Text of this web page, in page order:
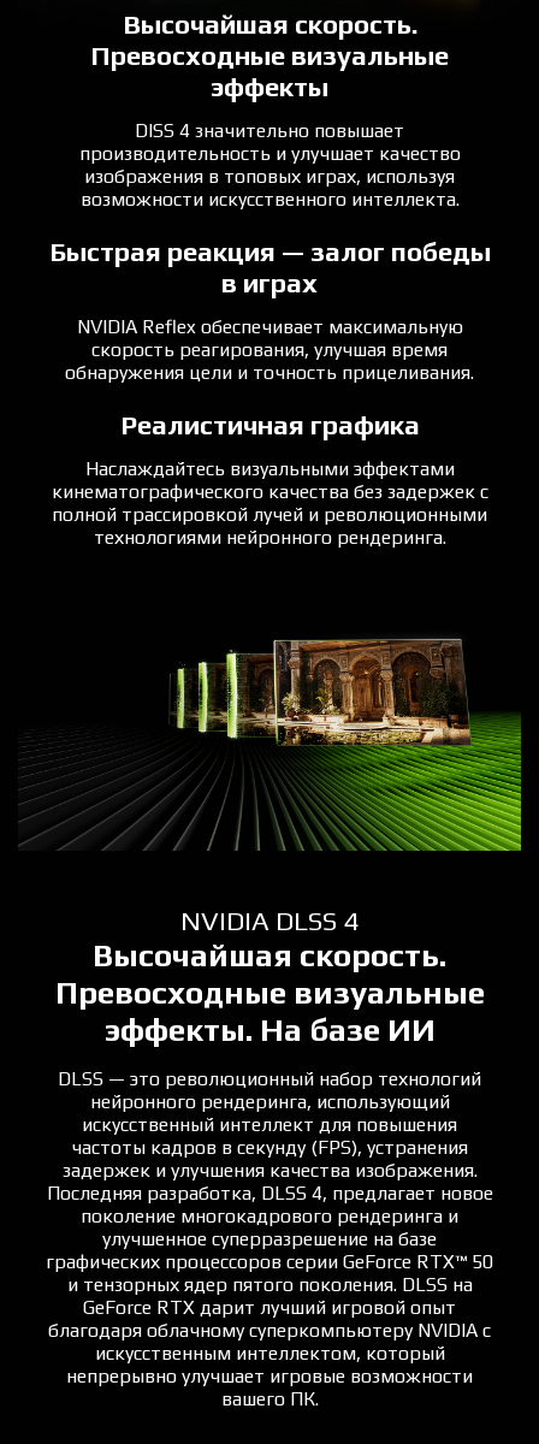
Высочайшая скорость.
Превосходные визуальные
эффекты
DISS 4 значительно повышает
производительность и улучшает качество
изображения в топовых играх, используя
возможности искусственного интеллекта.
Быстрая реакция — залог победы
в играх
NVIDIA Reflex обеспечивает максимальную
скорость реагирования, улучшая время
обнаружения цели и точность прицеливания.
Реалистичная графика
Наслаждайтесь визуальными эффектами
кинематографического качества без задержек с
полной трассировкой лучей и революционными
технологиями нейронного рендеринга.
NVIDIA DLSS 4
Высочайшая скорость.
Превосходные визуальные
эффекты. На базе ИИ
DLSS — это революционный набор технологий
нейронного рендеринга, использующий
искусственный интеллект для повышения
частоты кадров в секунду (FPS), устранения
задержек и улучшения качества изображения.
Последняя разработка, DLSS 4, предлагает новое
поколение многокадрового рендеринга и
улучшенное суперразрешение на базе
графических процессоров серии GeForce RTX™ 50
и тензорных ядер пятого поколения. DLSS на
GeForce RTX дарит лучший игровой опыт
благодаря облачному суперкомпьютеру NVIDIA с
искусственным интеллектом, который
непрерывно улучшает игровые возможности
вашего ПК.